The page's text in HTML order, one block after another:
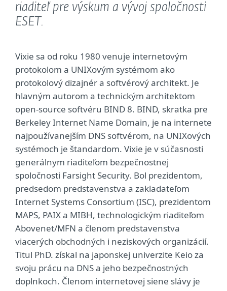
riaditeľ pre výskum a vývoj spoločnosti
ESET.
Vixie sa od roku 1980 venuje internetovým
protokolom a UNIXovým systémom ako
protokolový dizajnér a softvérový architekt. Je
hlavným autorom a technickým architektom
open-source softvéru BIND 8. BIND, skratka pre
Berkeley Internet Name Domain, je na internete
najpoužívanejším DNS softvérom, na UNIXových
systémoch je štandardom. Vixie je v súčasnosti
generálnym riaditeľom bezpečnostnej
spoločnosti Farsight Security. Bol prezidentom,
predsedom predstavenstva a zakladateľom
Internet Systems Consortium (ISC), prezidentom
MAPS, PAIX a MIBH, technologickým riaditeľom
Abovenet/MFN a členom predstavenstva
viacerých obchodných i neziskových organizácií.
Titul PhD. získal na japonskej univerzite Keio za
svoju prácu na DNS a jeho bezpečnostných
doplnkoch. Členom internetovej siene slávy je